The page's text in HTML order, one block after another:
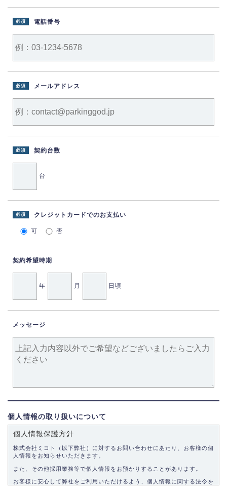
電話番号
必須
メールアドレス
必須
契約台数
必須
台
クレジットカードでのお支払い
必須
可 否
契約希望時期
年 月 日頃
メッセージ
個人情報の取り扱いについて
個人情報保護方針
株式会社ミコト（以下弊社）に対するお問い合わせにあたり、お客様の個
人情報をお知らせいただきます。
また、その他採用業務等で個人情報をお預かりすることがあります。
お客様に安心して弊社をご利用いただけるよう、個人情報に関する法令を